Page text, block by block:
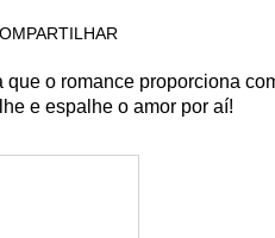
o romance proporciona
e espalhe o amor por aí!